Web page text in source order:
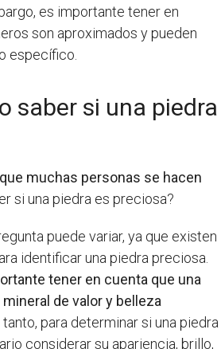
es importante tener en
son aproximados y pueden
específico.
saber si una piedra
muchas personas se hacen
si una piedra es preciosa?
puede variar, ya que existen
identificar una piedra preciosa.
tener en cuenta que una
de valor y belleza
para determinar si una piedra
considerar su apariencia, brillo,